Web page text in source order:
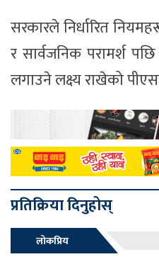
सरकारले निर्धारित
र सार्वजनिक परामर्श
लगाउने लक्ष्य राखेको
प्रतिक्रिया दिनुहोस्
लोकप्रिय